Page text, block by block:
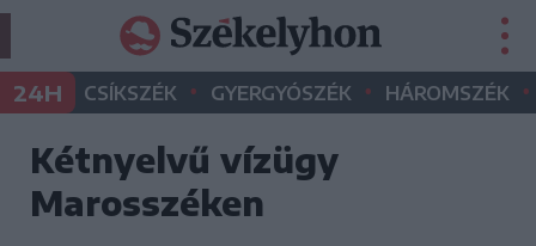
24H CSÍKSZÉK • GYERGYÓSZÉK • HÁROMSZÉK •
Kétnyelvű vízügy
Marosszéken